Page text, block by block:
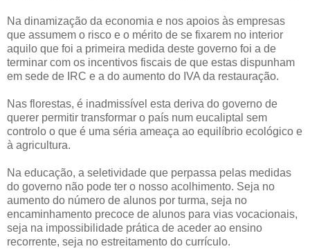
Na dinamização da economia e nos apoios às empresas
que assumem o risco e o mérito de se fixarem no interior
aquilo que foi a primeira medida deste governo foi a de
terminar com os incentivos fiscais de que estas dispunham
em sede de IRC e a do aumento do IVA da restauração.
Nas florestas, é inadmissível esta deriva do governo de
querer permitir transformar o país num eucaliptal sem
controlo o que é uma séria ameaça ao equilíbrio ecológico e
à agricultura.
Na educação, a seletividade que perpassa pelas medidas
do governo não pode ter o nosso acolhimento. Seja no
aumento do número de alunos por turma, seja no
encaminhamento precoce de alunos para vias vocacionais,
seja na impossibilidade prática de aceder ao ensino
recorrente, seja no estreitamento do currículo.